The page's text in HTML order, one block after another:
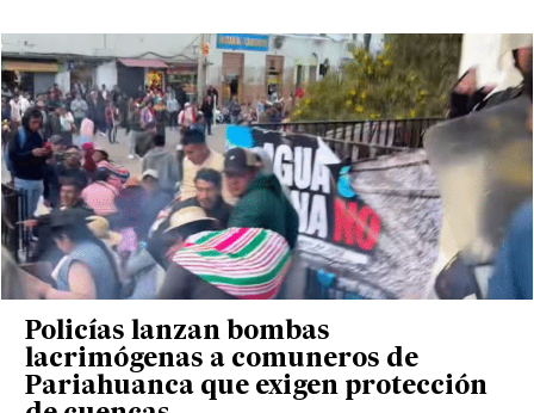
Policías lanzan bombas
lacrimógenas a comuneros de
Pariahuanca que exigen protección